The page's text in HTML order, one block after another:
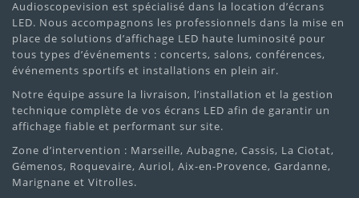
Audioscopevision est spécialisé dans la location d’écrans
LED. Nous accompagnons les professionnels dans la mise en
place de solutions d’affichage LED haute luminosité pour
tous types d’événements : concerts, salons, conférences,
événements sportifs et installations en plein air.
Notre équipe assure la livraison, l’installation et la gestion
technique complète de vos écrans LED afin de garantir un
affichage fiable et performant sur site.
Zone d’intervention : Marseille, Aubagne, Cassis, La Ciotat,
Gémenos, Roquevaire, Auriol, Aix-en-Provence, Gardanne,
Marignane et Vitrolles.